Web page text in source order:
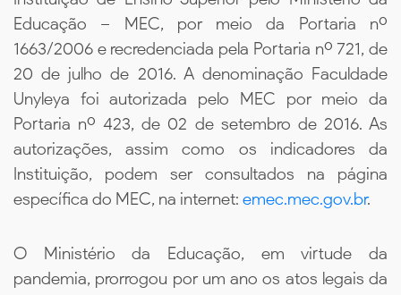
Educação – MEC, por meio da Portaria nº
1663/2006 e recredenciada pela Portaria nº 721, de
20 de julho de 2016. A denominação Faculdade
Unyleya foi autorizada pelo MEC por meio da
Portaria nº 423, de 02 de setembro de 2016. As
autorizações, assim como os indicadores da
Instituição, podem ser consultados na página
específica do MEC, na internet: emec.mec.gov.br.
O Ministério da Educação, em virtude da
pandemia, prorrogou por um ano os atos legais da